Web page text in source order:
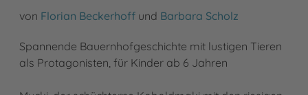
von Florian Beckerhoff und Barbara Scholz
Spannende Bauernhofgeschichte mit lustigen Tieren
als Protagonisten, für Kinder ab 6 Jahren